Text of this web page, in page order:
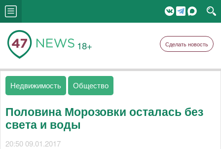
18+ Сделать новость
Недвижимость Общество
Половина Морозовки осталась без
света и воды
20:50 09.01.2017